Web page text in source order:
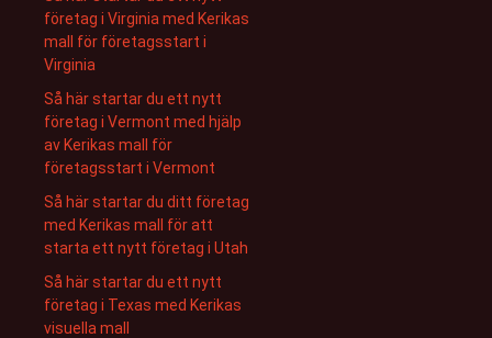
företag i Virginia med Kerikas
mall för företagsstart i
Virginia
Så här startar du ett nytt
företag i Vermont med hjälp
av Kerikas mall för
företagsstart i Vermont
Så här startar du ditt företag
med Kerikas mall för att
starta ett nytt företag i Utah
Så här startar du ett nytt
företag i Texas med Kerikas
visuella mall